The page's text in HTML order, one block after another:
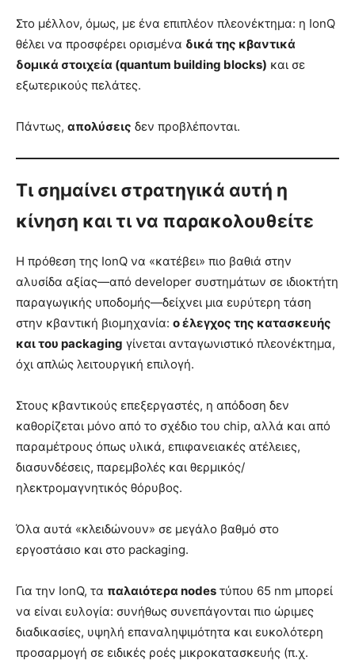
Στο μέλλον, όμως, με ένα επιπλέον πλεονέκτημα: η IonQ
θέλει να προσφέρει ορισμένα δικά της κβαντικά
δομικά στοιχεία (quantum building blocks) και σε
εξωτερικούς πελάτες.
Πάντως, απολύσεις δεν προβλέπονται.
Τι σημαίνει στρατηγικά αυτή η
κίνηση και τι να παρακολουθείτε
Η πρόθεση της IonQ να «κατέβει» πιο βαθιά στην
αλυσίδα αξίας—από developer συστημάτων σε ιδιοκτήτη
παραγωγικής υποδομής—δείχνει μια ευρύτερη τάση
στην κβαντική βιομηχανία: ο έλεγχος της κατασκευής
και του packaging γίνεται ανταγωνιστικό πλεονέκτημα,
όχι απλώς λειτουργική επιλογή.
Στους κβαντικούς επεξεργαστές, η απόδοση δεν
καθορίζεται μόνο από το σχέδιο του chip, αλλά και από
παραμέτρους όπως υλικά, επιφανειακές ατέλειες,
διασυνδέσεις, παρεμβολές και θερμικός/
ηλεκτρομαγνητικός θόρυβος.
Όλα αυτά «κλειδώνουν» σε μεγάλο βαθμό στο
εργοστάσιο και στο packaging.
Για την IonQ, τα παλαιότερα nodes τύπου 65 nm μπορεί
να είναι ευλογία: συνήθως συνεπάγονται πιο ώριμες
διαδικασίες, υψηλή επαναληψιμότητα και ευκολότερη
προσαρμογή σε ειδικές ροές μικροκατασκευής (π.χ.